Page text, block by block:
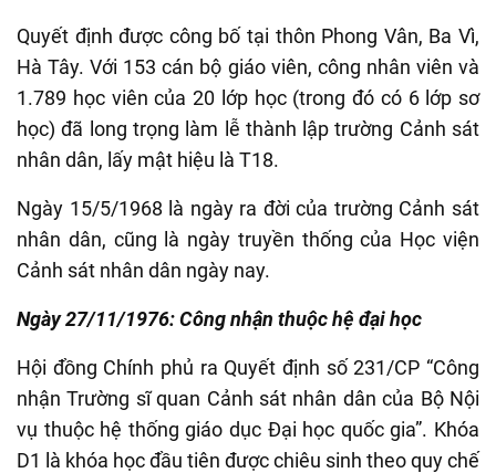
Quyết định được công bố tại thôn Phong Vân, Ba Vì,
Hà Tây. Với 153 cán bộ giáo viên, công nhân viên và
1.789 học viên của 20 lớp học (trong đó có 6 lớp sơ
học) đã long trọng làm lễ thành lập trường Cảnh sát
nhân dân, lấy mật hiệu là T18.
Ngày 15/5/1968 là ngày ra đời của trường Cảnh sát
nhân dân, cũng là ngày truyền thống của Học viện
Cảnh sát nhân dân ngày nay.
Ngày 27/11/1976: Công nhận thuộc hệ đại học
Hội đồng Chính phủ ra Quyết định số 231/CP “Công
nhận Trường sĩ quan Cảnh sát nhân dân của Bộ Nội
vụ thuộc hệ thống giáo dục Đại học quốc gia”. Khóa
D1 là khóa học đầu tiên được chiêu sinh theo quy chế